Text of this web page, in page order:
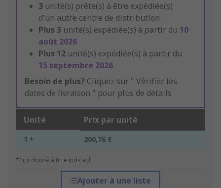
3 unité(s) prête(s) à être expédiée(s)
d'un autre centre de distribution
Plus 3 unité(s) expédiée(s) à partir du 10
août 2026
Plus 12 unité(s) expédiée(s) à partir du
15 septembre 2026
Besoin de plus? Cliquez sur " Vérifier les
dates de livraison " pour plus de détails
Unité Prix par unité
1 + 200,76 €
*Prix donné à titre indicatif
Ajouter à une liste